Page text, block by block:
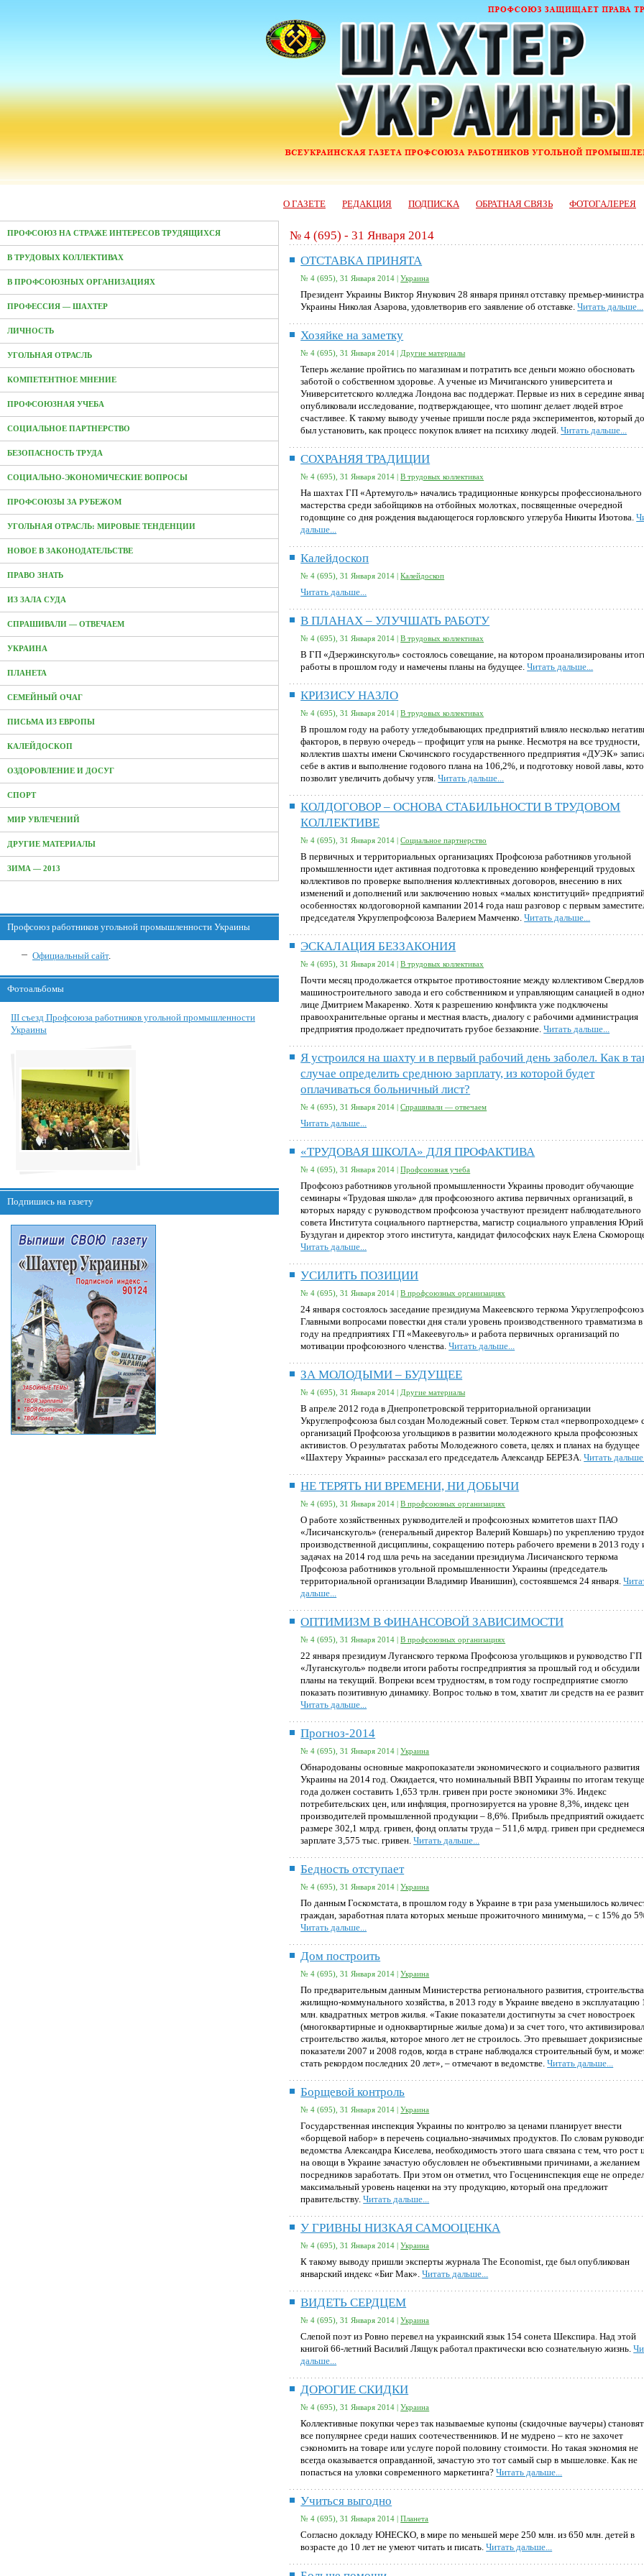
О ГАЗЕТЕ РЕДАКЦИЯ ПОДПИСКА ОБРАТНАЯ СВЯЗЬ ФОТОГАЛЕРЕЯ
ПРОФСОЮЗ НА СТРАЖЕ ИНТЕРЕСОВ ТРУДЯЩИХСЯ
В ТРУДОВЫХ КОЛЛЕКТИВАХ
В ПРОФСОЮЗНЫХ ОРГАНИЗАЦИЯХ
ПРОФЕССИЯ — ШАХТЕР
ЛИЧНОСТЬ
УГОЛЬНАЯ ОТРАСЛЬ
КОМПЕТЕНТНОЕ МНЕНИЕ
ПРОФСОЮЗНАЯ УЧЕБА
СОЦИАЛЬНОЕ ПАРТНЕРСТВО
БЕЗОПАСНОСТЬ ТРУДА
СОЦИАЛЬНО-ЭКОНОМИЧЕСКИЕ ВОПРОСЫ
ПРОФСОЮЗЫ ЗА РУБЕЖОМ
УГОЛЬНАЯ ОТРАСЛЬ: МИРОВЫЕ ТЕНДЕНЦИИ
НОВОЕ В ЗАКОНОДАТЕЛЬСТВЕ
ПРАВО ЗНАТЬ
ИЗ ЗАЛА СУДА
СПРАШИВАЛИ — ОТВЕЧАЕМ
УКРАИНА
ПЛАНЕТА
СЕМЕЙНЫЙ ОЧАГ
ПИСЬМА ИЗ ЕВРОПЫ
КАЛЕЙДОСКОП
ОЗДОРОВЛЕНИЕ И ДОСУГ
СПОРТ
МИР УВЛЕЧЕНИЙ
ДРУГИЕ МАТЕРИАЛЫ
ЗИМА — 2013
Профсоюз работников угольной промышленности Украины
Официальный сайт.
Фотоальбомы
III съезд Профсоюза работников угольной промышленности
Украины
Подпишись на газету
№ 4 (695) - 31 Января 2014
ОТСТАВКА ПРИНЯТА
№ 4 (695), 31 Января 2014 |Украина
Президент Украины Виктор Янукович 28 января принял отставку премьер-министра
Украины Николая Азарова, удовлетворив его заявление об отставке.Читать дальше...
Хозяйке на заметку
№ 4 (695), 31 Января 2014 |Другие материалы
Теперь желание пройтись по магазинам и потратить все деньги можно обосновать
заботой о собственном здоровье. А ученые из Мичиганского университета и
Университетского колледжа Лондона вас поддержат. Первые из них в середине
опубликовали исследование, подтверждающее, что шопинг делает людей втрое
счастливее. К такому выводу ученые пришли после ряда экспериментов, который
был установить, как процесс покупок влияет на психику людей.Читать дальше...
СОХРАНЯЯ ТРАДИЦИИ
№ 4 (695), 31 Января 2014 |В трудовых коллективах
На шахтах ГП «Артемуголь» начались традиционные конкурсы профессионального
мастерства среди забойщиков на отбойных молотках, посвященные очередной
годовщине со дня рождения выдающегося горловского углеруба Никиты Изотова.
дальше...
Калейдоскоп
№ 4 (695), 31 Января 2014 |Калейдоскоп
Читать дальше...
В ПЛАНАХ – УЛУЧШАТЬ РАБОТУ
№ 4 (695), 31 Января 2014 |В трудовых коллективах
В ГП «Дзержинскуголь» состоялось совещание, на котором проанализированы
работы в прошлом году и намечены планы на будущее.Читать дальше...
КРИЗИСУ НАЗЛО
№ 4 (695), 31 Января 2014 |В трудовых коллективах
В прошлом году на работу угледобывающих предприятий влияло несколько
факторов, в первую очередь – профицит угля на рынке. Несмотря на все трудности,
коллектив шахты имени Скочинского государственного предприятия «ДУЭК»
себе в актив и выполнение годового плана на 106,2%, и подготовку новой лавы,
позволит увеличить добычу угля.Читать дальше...
КОЛДОГОВОР – ОСНОВА СТАБИЛЬНОСТИ В ТРУДОВОМ
КОЛЛЕКТИВЕ
№ 4 (695), 31 Января 2014 |Социальное партнерство
В первичных и территориальных организациях Профсоюза работников угольной
промышленности идет активная подготовка к проведению конференций трудовых
коллективов по проверке выполнения коллективных договоров, внесению в них
изменений и дополнений или заключению новых «малых конституций»
особенностях колдоговорной кампании 2014 года наш разговор с первым
председателя Укруглепрофсоюза Валерием Мамченко.Читать дальше...
ЭСКАЛАЦИЯ БЕЗЗАКОНИЯ
№ 4 (695), 31 Января 2014 |В трудовых коллективах
Почти месяц продолжается открытое противостояние между коллективом
машиностроительного завода и его собственником и управляющим санацией в
лице Дмитрием Макаренко. Хотя к разрешению конфликта уже подключены
правоохранительные органы и местная власть, диалогу с рабочими администрация
предприятия продолжает предпочитать грубое беззаконие.Читать дальше...
Я устроился на шахту и в первый рабочий день заболел. Как в
случае определить среднюю зарплату, из которой будет
оплачиваться больничный лист?
№ 4 (695), 31 Января 2014 |Спрашивали — отвечаем
Читать дальше...
«ТРУДОВАЯ ШКОЛА» ДЛЯ ПРОФАКТИВА
№ 4 (695), 31 Января 2014 |Профсоюзная учеба
Профсоюз работников угольной промышленности Украины проводит обучающие
семинары «Трудовая школа» для профсоюзного актива первичных организаций, в
которых наряду с руководством профсоюза участвуют президент наблюдательного
совета Института социального партнерства, магистр социального управления Юрий
Буздуган и директор этого института, кандидат философских наук Елена
Читать дальше...
УСИЛИТЬ ПОЗИЦИИ
№ 4 (695), 31 Января 2014 |В профсоюзных организациях
24 января состоялось заседание президиума Макеевского теркома
Главными вопросами повестки дня стали уровень производственного травматизма
году на предприятиях ГП «Макеевуголь» и работа первичных организаций по
мотивации профсоюзного членства.Читать дальше...
ЗА МОЛОДЫМИ – БУДУЩЕЕ
№ 4 (695), 31 Января 2014 |Другие материалы
В апреле 2012 года в Днепропетровской территориальной организации
Укруглепрофсоюза был создан Молодежный совет. Терком стал «первопроходцем»
организаций Профсоюза угольщиков в развитии молодежного крыла профсоюзных
активистов. О результатах работы Молодежного совета, целях и планах на будущее
«Шахтеру Украины» рассказал его председатель Александр БЕРЕЗА.Читать
НЕ ТЕРЯТЬ НИ ВРЕМЕНИ, НИ ДОБЫЧИ
№ 4 (695), 31 Января 2014 |В профсоюзных организациях
О работе хозяйственных руководителей и профсоюзных комитетов шахт ПАО
«Лисичанскуголь» (генеральный директор Валерий Ковшарь) по укреплению
производственной дисциплины, сокращению потерь рабочего времени в 2013 году
задачах на 2014 год шла речь на заседании президиума Лисичанского теркома
Профсоюза работников угольной промышленности Украины (председатель
территориальной организации Владимир Иванишин), состоявшемся 24 января.
дальше...
ОПТИМИЗМ В ФИНАНСОВОЙ ЗАВИСИМОСТИ
№ 4 (695), 31 Января 2014 |В профсоюзных организациях
22 января президиум Луганского теркома Профсоюза угольщиков и руководство ГП
«Луганскуголь» подвели итоги работы госпредприятия за прошлый год и обсудили
планы на текущий. Вопреки всем трудностям, в том году госпредприятие смогло
показать позитивную динамику. Вопрос только в том, хватит ли средств на ее
Читать дальше...
Прогноз-2014
№ 4 (695), 31 Января 2014 |Украина
Обнародованы основные макропоказатели экономического и социального развития
Украины на 2014 год. Ожидается, что номинальный ВВП Украины по итогам
года должен составить 1,653 трлн. гривен при росте экономики 3%. Индекс
потребительских цен, или инфляция, прогнозируется на уровне 8,3%, индекс цен
производителей промышленной продукции – 8,6%. Прибыль предприятий
размере 302,1 млрд. гривен, фонд оплаты труда – 511,6 млрд. гривен при
зарплате 3,575 тыс. гривен.Читать дальше...
Бедность отступает
№ 4 (695), 31 Января 2014 |Украина
По данным Госкомстата, в прошлом году в Украине в три раза уменьшилось
граждан, заработная плата которых меньше прожиточного минимума, – с 15% до
Читать дальше...
Дом построить
№ 4 (695), 31 Января 2014 |Украина
По предварительным данным Министерства регионального развития,
жилищно-коммунального хозяйства, в 2013 году в Украине введено в эксплуатацию
млн. квадратных метров жилья. «Такие показатели достигнуты за счет новостроек
(многоквартирные и одноквартирные жилые дома) и за счет того, что
строительство жилья, которое много лет не строилось. Это превышает докризисные
показатели 2007 и 2008 годов, когда в стране наблюдался строительный бум, и
стать рекордом последних 20 лет», – отмечают в ведомстве.Читать дальше...
Борщевой контроль
№ 4 (695), 31 Января 2014 |Украина
Государственная инспекция Украины по контролю за ценами планирует внести
«борщевой набор» в перечень социально-значимых продуктов. По словам
ведомства Александра Киселева, необходимость этого шага связана с тем, что рост
на овощи в Украине зачастую обусловлен не объективными причинами, а желанием
посредников заработать. При этом он отметил, что Госценинспекция еще не
максимальный уровень наценки на эту продукцию, который она предложит
правительству.Читать дальше...
У ГРИВНЫ НИЗКАЯ САМООЦЕНКА
№ 4 (695), 31 Января 2014 |Украина
К такому выводу пришли эксперты журнала The Economist, где был опубликован
январский индекс «Биг Мак».Читать дальше...
ВИДЕТЬ СЕРДЦЕМ
№ 4 (695), 31 Января 2014 |Украина
Слепой поэт из Ровно перевел на украинский язык 154 сонета Шекспира. Над этой
книгой 66-летний Василий Лящук работал практически всю сознательную жизнь.
дальше...
ДОРОГИЕ СКИДКИ
№ 4 (695), 31 Января 2014 |Украина
Коллективные покупки через так называемые купоны (скидочные ваучеры)
все популярнее среди наших соотечественников. И не мудрено – кто не захочет
сэкономить на товаре или услуге порой половину стоимости. Но такая экономия не
всегда оказывается оправданной, зачастую это тот самый сыр в мышеловке. Как не
попасться на уловки современного маркетинга?Читать дальше...
Учиться выгодно
№ 4 (695), 31 Января 2014 |Планета
Согласно докладу ЮНЕСКО, в мире по меньшей мере 250 млн. из 650 млн. детей в
возрасте до 10 лет не умеют читать и писать.Читать дальше...